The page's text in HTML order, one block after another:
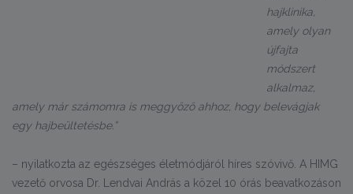
hajklinika,
amely olyan
újfajta
módszert
alkalmaz,
amely már számomra is meggyőző ahhoz, hogy belevágjak
egy hajbeültetésbe.”
– nyilatkozta az egészséges életmódjáról híres szóvivő. A HIMG
vezető orvosa Dr. Lendvai András a közel 10 órás beavatkozáson